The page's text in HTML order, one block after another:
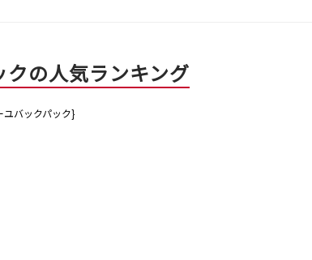
の人気ランキング